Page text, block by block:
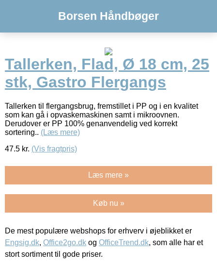
Borsen Håndbøger
Tallerken, Flad, Ø 18 cm, 25
stk, Gastro Flergangs
Tallerken til flergangsbrug, fremstillet i PP og i en kvalitet
som kan gå i opvaskemaskinen samt i mikroovnen.
Derudover er PP 100% genanvendelig ved korrekt
sortering.. (Læs mere)
47.5 kr. (Vis fragtpris)
Læs mere »
Køb nu »
De mest populære webshops for erhverv i øjeblikket er
Engsig.dk, Office2go.dk og OfficeTrend.dk, som alle har et
stort sortiment til gode priser.